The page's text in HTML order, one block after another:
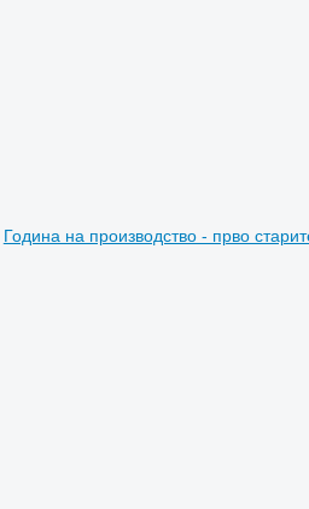
Година на производство - прво